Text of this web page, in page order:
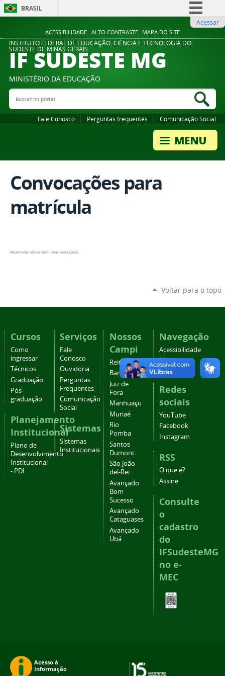
ACESSIBILIDADE ALTO CONTRASTE MAPA DO SITE
BRASIL
Comunica BR
Participe
Legislação
Acessar
INSTITUTO FEDERAL DE EDUCAÇÃO, CIÊNCIA E TECNOLOGIA DO
SUDESTE DE MINAS GERAIS
IF SUDESTE MG
MINISTÉRIO DA EDUCAÇÃO
Buscar no portal
Fale Conosco Perguntas frequentes Comunicação Social
Convocações para
matrícula
Atualmente não existem itens nessa pasta.
Voltar para o topo
Cursos
Como
ingressar
Técnicos
Graduação
Pós-
graduação
Planejamento
Institucional
Plano de
Desenvolvimento
Institucional
- PDI
Serviços
Fale
Conosco
Ouvidoria
Perguntas
Frequentes
Comunicação
Social
Sistemas
Sistemas
Institucionais
Nossos
Campi
Reitoria
Barbacena
Juiz de
Fora
Manhuaçu
Muriaé
Rio
Pomba
Santos
Dumont
São João
del-Rei
Avançado
Bom
Sucesso
Avançado
Cataguases
Avançado
Ubá
Navegação
Acessibilidade
Mapa do
site
Redes
sociais
YouTube
Facebook
Instagram
RSS
O que é?
Assine
Consulte
o
cadastro
do
IFSudesteMG
no e-
MEC